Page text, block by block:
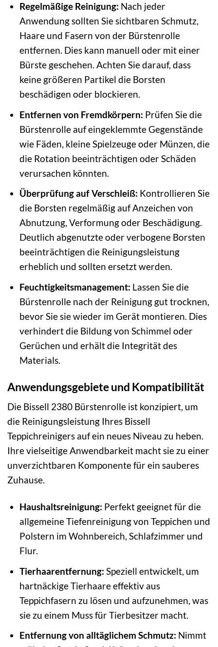
Regelmäßige Reinigung: Nach jeder
Anwendung sollten Sie sichtbaren Schmutz,
Haare und Fasern von der Bürstenrolle
entfernen. Dies kann manuell oder mit einer
Bürste geschehen. Achten Sie darauf, dass
keine größeren Partikel die Borsten
beschädigen oder blockieren.
Entfernen von Fremdkörpern: Prüfen Sie die
Bürstenrolle auf eingeklemmte Gegenstände
wie Fäden, kleine Spielzeuge oder Münzen, die
die Rotation beeinträchtigen oder Schäden
verursachen könnten.
Überprüfung auf Verschleiß: Kontrollieren Sie
die Borsten regelmäßig auf Anzeichen von
Abnutzung, Verformung oder Beschädigung.
Deutlich abgenutzte oder verbogene Borsten
beeinträchtigen die Reinigungsleistung
erheblich und sollten ersetzt werden.
Feuchtigkeitsmanagement: Lassen Sie die
Bürstenrolle nach der Reinigung gut trocknen,
bevor Sie sie wieder im Gerät montieren. Dies
verhindert die Bildung von Schimmel oder
Gerüchen und erhält die Integrität des
Materials.
Anwendungsgebiete und Kompatibilität
Die Bissell 2380 Bürstenrolle ist konzipiert, um
die Reinigungsleistung Ihres Bissell
Teppichreinigers auf ein neues Niveau zu heben.
Ihre vielseitige Anwendbarkeit macht sie zu einer
unverzichtbaren Komponente für ein sauberes
Zuhause.
Haushaltsreinigung: Perfekt geeignet für die
allgemeine Tiefenreinigung von Teppichen und
Polstern im Wohnbereich, Schlafzimmer und
Flur.
Tierhaarentfernung: Speziell entwickelt, um
hartnäckige Tierhaare effektiv aus
Teppichfasern zu lösen und aufzunehmen, was
sie zu einem Muss für Tierbesitzer macht.
Entfernung von alltäglichem Schmutz: Nimmt